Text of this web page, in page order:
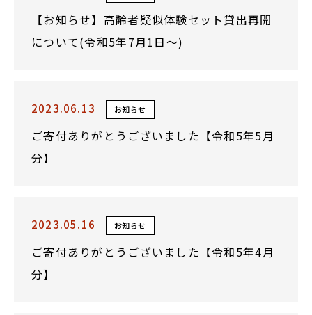
【お知らせ】高齢者疑似体験セット貸出再開
について(令和5年7月1日～)
2023.06.13 お知らせ
ご寄付ありがとうございました【令和5年5月
分】
2023.05.16 お知らせ
ご寄付ありがとうございました【令和5年4月
分】